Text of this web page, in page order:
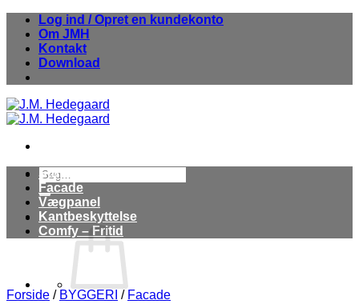
Fortsæt
indhold
Log ind / Opret en kundekonto
Om JMH
Kontakt
Download
Søg
efter:
Stuk
Facade
Vægpanel
Kantbeskyttelse
Comfy – Fritid
Forside / BYGGERI / Facade